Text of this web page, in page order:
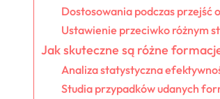
Dostosowania podczas przejść
Ustawienie przeciwko różnym
Jak skuteczne są różne
Analiza statystyczna
Studia przypadków udanych